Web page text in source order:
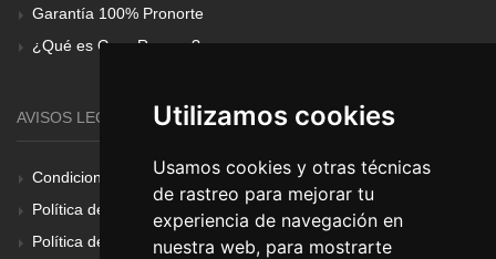
Utilizamos cookies
Usamos cookies y otras técnicas
de rastreo para mejorar tu
experiencia de navegación en
nuestra web, para mostrarte
Garantía 100% Pronorte
¿Qué es Gear Renove?
AVISOS LEGALES
Condiciones Generales
Política de Cookies
Política de Privacidad